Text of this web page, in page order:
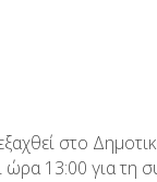
στο
13:00 για τη